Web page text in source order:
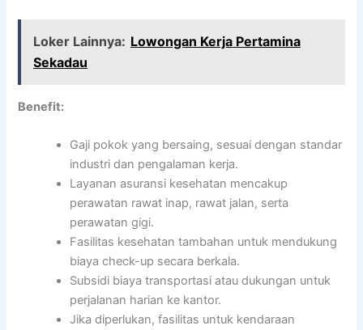
Loker Lainnya: Lowongan Kerja Pertamina
Sekadau
Benefit:
Gaji pokok yang bersaing, sesuai dengan standar
industri dan pengalaman kerja.
Layanan asuransi kesehatan mencakup
perawatan rawat inap, rawat jalan, serta
perawatan gigi.
Fasilitas kesehatan tambahan untuk mendukung
biaya check-up secara berkala.
Subsidi biaya transportasi atau dukungan untuk
perjalanan harian ke kantor.
Jika diperlukan, fasilitas untuk kendaraan